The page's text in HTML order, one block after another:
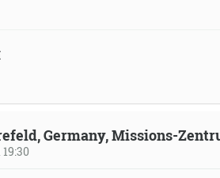
Germany, Missions-